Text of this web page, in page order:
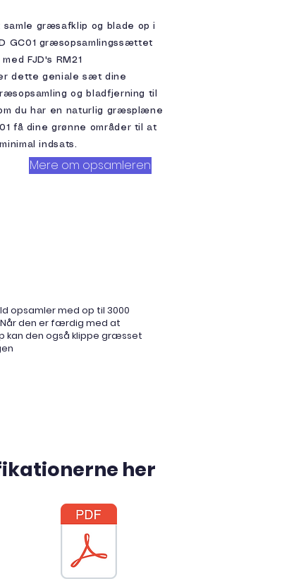
græsafklip og blade op i
GC01 græsopsamlingssættet
FJD's RM21
dette geniale sæt dine
og bladfjerning til
du har en naturlig græsplæne
få dine grønne områder til at
indsats.
Mere om opsamleren
opsamler med op til 3000
den er færdig med at
kan den også klippe græsset
her